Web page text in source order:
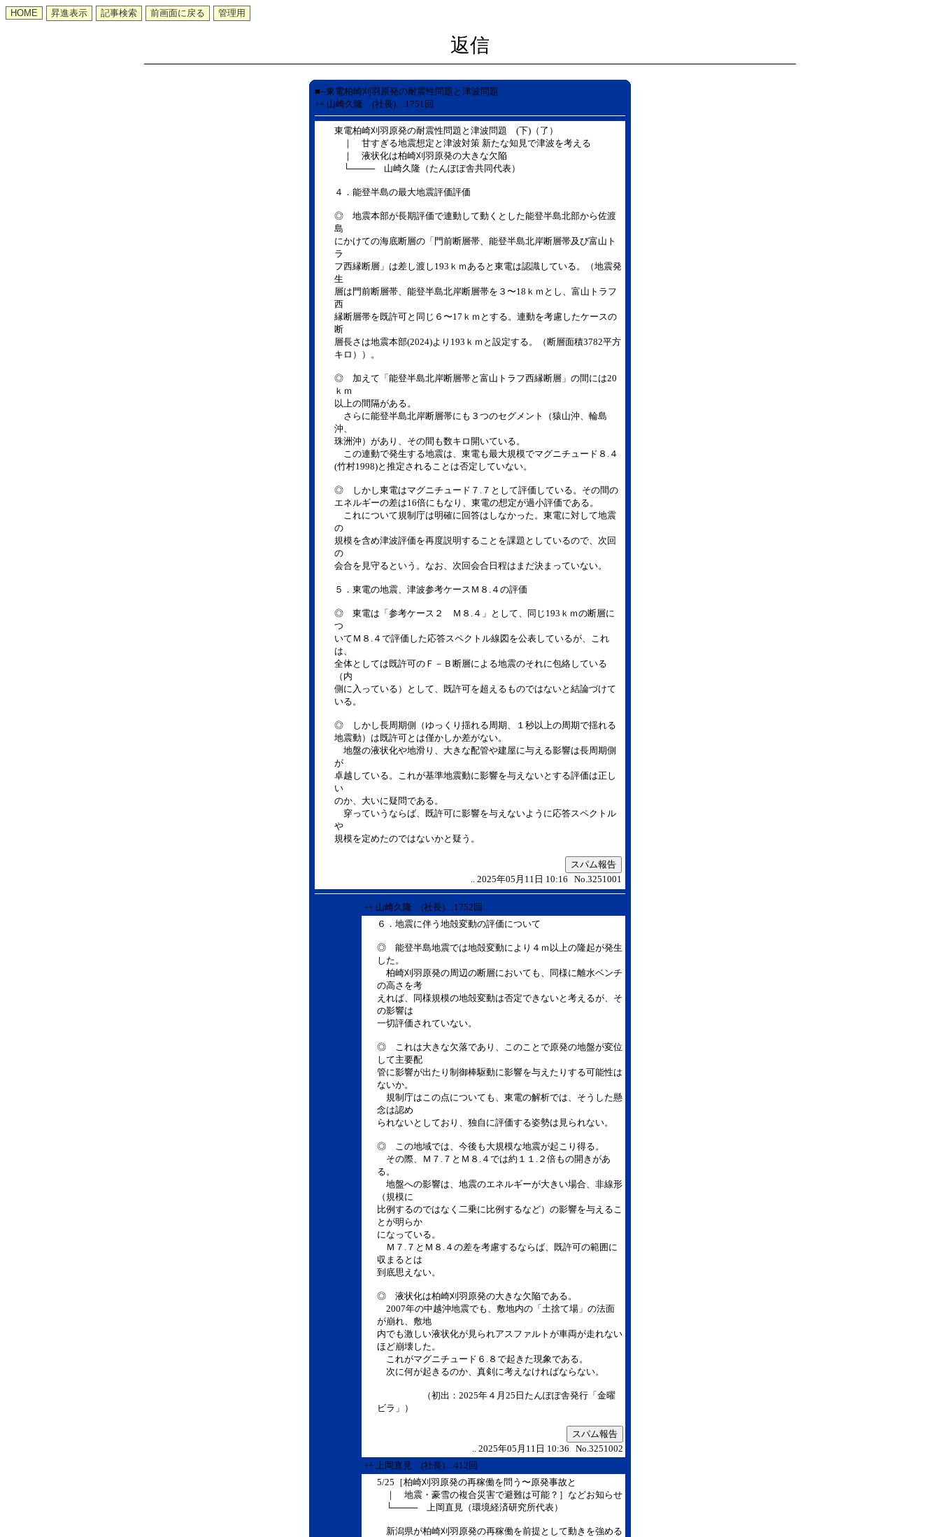
返信
■--東電柏崎刈羽原発の耐震性問題と津波問題
++ 山崎久隆 (社長)…1751回
東電柏崎刈羽原発の耐震性問題と津波問題 (下)（了）
｜ 甘すぎる地震想定と津波対策 新たな知見で津波を考える
｜ 液状化は柏崎刈羽原発の大きな欠陥
└──── 山崎久隆（たんぽぽ舎共同代表）
４．能登半島の最大地震評価評価
◎ 地震本部が長期評価で連動して動くとした能登半島北部から佐渡
島
にかけての海底断層の「門前断層帯、能登半島北岸断層帯及び富山ト
ラ
フ西縁断層」は差し渡し193ｋｍあると東電は認識している。（地震発
生
層は門前断層帯、能登半島北岸断層帯を３〜18ｋｍとし、富山トラフ
西
縁断層帯を既許可と同じ６〜17ｋｍとする。連動を考慮したケースの
断
層長さは地震本部(2024)より193ｋｍと設定する。（断層面積3782平方
キロ））。
◎ 加えて「能登半島北岸断層帯と富山トラフ西縁断層」の間には20
ｋｍ
以上の間隔がある。
さらに能登半島北岸断層帯にも３つのセグメント（猿山沖、輪島
沖、
珠洲沖）があり、その間も数キロ開いている。
この連動で発生する地震は、東電も最大規模でマグニチュード８.４
(竹村1998)と推定されることは否定していない。
◎ しかし東電はマグニチュード７.７として評価している。その間の
エネルギーの差は16倍にもなり、東電の想定が過小評価である。
これについて規制庁は明確に回答はしなかった。東電に対して地震
の
規模を含め津波評価を再度説明することを課題としているので、次回
の
会合を見守るという。なお、次回会合日程はまだ決まっていない。
５．東電の地震、津波参考ケースＭ８.４の評価
◎ 東電は「参考ケース２ Ｍ８.４」として、同じ193ｋｍの断層に
つ
いてＭ８.４で評価した応答スペクトル線図を公表しているが、これ
は、
全体としては既許可のＦ－Ｂ断層による地震のそれに包絡している
（内
側に入っている）として、既許可を超えるものではないと結論づけて
いる。
◎ しかし長周期側（ゆっくり揺れる周期、１秒以上の周期で揺れる
地震動）は既許可とは僅かしか差がない。
地盤の液状化や地滑り、大きな配管や建屋に与える影響は長周期側
が
卓越している。これが基準地震動に影響を与えないとする評価は正し
い
のか、大いに疑問である。
穿っていうならば、既許可に影響を与えないように応答スペクトル
規模を定めたのではないかと疑う。
スパム報告
.. 2025年05月11日 10:16 No.3251001
++ 山崎久隆 (社長)…1752回
６．地震に伴う地殻変動の評価について
◎ 能登半島地震では地殻変動により４ｍ以上の隆起が発生
した。
柏崎刈羽原発の周辺の断層においても、同様に離水ベンチ
の高さを考
えれば、同様規模の地殻変動は否定できないと考えるが、そ
の影響は
一切評価されていない。
◎ これは大きな欠落であり、このことで原発の地盤が変位
して主要配
管に影響が出たり制御棒駆動に影響を与えたりする可能性は
ないか。
規制庁はこの点についても、東電の解析では、そうした懸
念は認め
られないとしており、独自に評価する姿勢は見られない。
◎ この地域では、今後も大規模な地震が起こり得る。
その際、Ｍ７.７とＭ８.４では約１１.２倍もの開きがあ
る。
地盤への影響は、地震のエネルギーが大きい場合、非線形
（規模に
比例するのではなく二乗に比例するなど）の影響を与えるこ
とが明らか
になっている。
Ｍ７.７とＭ８.４の差を考慮するならば、既許可の範囲に
収まるとは
到底思えない。
◎ 液状化は柏崎刈羽原発の大きな欠陥である。
2007年の中越沖地震でも、敷地内の「土捨て場」の法面
が崩れ、敷地
内でも激しい液状化が見られアスファルトが車両が走れない
ほど崩壊した。
これがマグニチュード６.８で起きた現象である。
次に何が起きるのか、真剣に考えなければならない。
（初出：2025年４月25日たんぽぽ舎発行「金曜
ビラ」）
スパム報告
.. 2025年05月11日 10:36 No.3251002
++ 上岡直見 (社長)…412回
5/25［柏崎刈羽原発の再稼働を問う〜原発事故と
｜ 地震・豪雪の複合災害で避難は可能？］などお知らせ
└──── 上岡直見（環境経済研究所代表）
新潟県が柏崎刈羽原発の再稼働を前提として動きを強める